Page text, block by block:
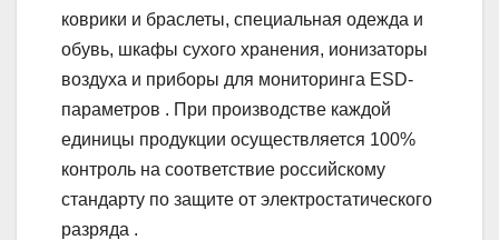
коврики и браслеты, специальная одежда и
обувь, шкафы сухого хранения, ионизаторы
воздуха и приборы для мониторинга ESD-
параметров . При производстве каждой
единицы продукции осуществляется 100%
контроль на соответствие российскому
стандарту по защите от электростатического
разряда .